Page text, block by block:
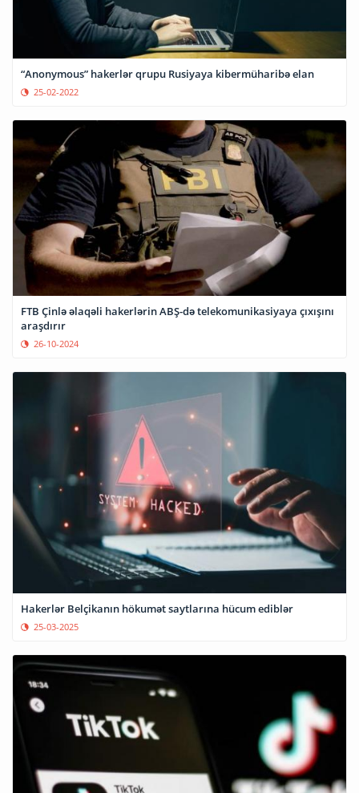
“Anonymous” hakerlər qrupu Rusiyaya kibermüharibə elan
25-02-2022
FTB Çinlə əlaqəli hakerlərin ABŞ-də telekomunikasiyaya çıxışını
araşdırır
26-10-2024
Hakerlər Belçikanın hökumət saytlarına hücum ediblər
25-03-2025